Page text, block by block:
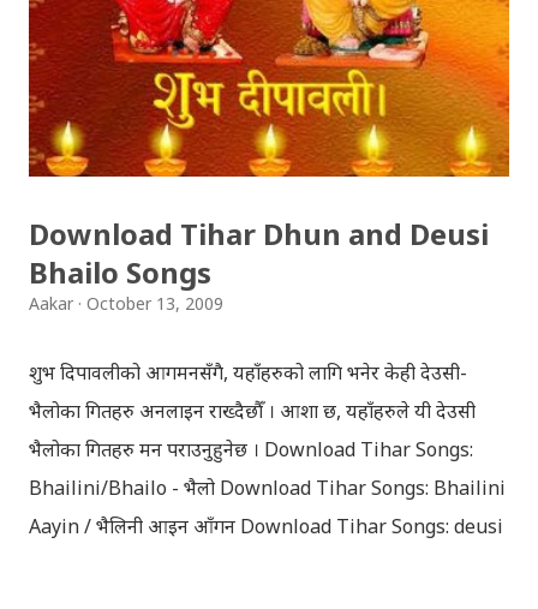
Download Tihar Dhun and Deusi
Bhailo Songs
Aakar October 13, 2009
शुभ दिपावलीको आगमनसँगै, यहाँहरुको लागि भनेर केही देउसी-
भैलोका गितहरु अनलाइन राख्दैछौँ । आशा छ, यहाँहरुले यी देउसी
भैलोका गितहरु मन पराउनुहुनेछ । Download Tihar Songs:
Bhailini/Bhailo - भैलो Download Tihar Songs: Bhailini
Aayin / भैलिनी आइन आँगन Download Tihar Songs: deusi